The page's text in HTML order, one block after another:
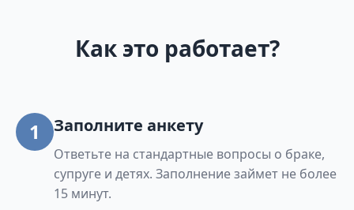
Как это работает?
1 Заполните анкету
Ответьте на стандартные вопросы о браке,
супруге и детях. Заполнение займет не более
15 минут.